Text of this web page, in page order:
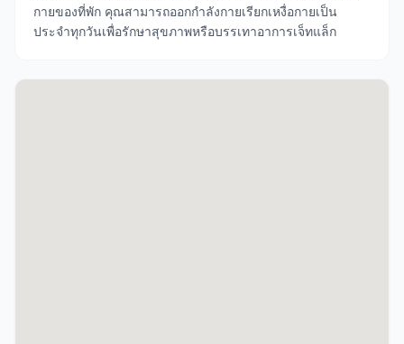
กายของที่พัก คุณสามารถออกกำลังกายเรียกเหงื่อกายเป็น
ประจำทุกวันเพื่อรักษาสุขภาพหรือบรรเทาอาการเจ็ทแล็ก